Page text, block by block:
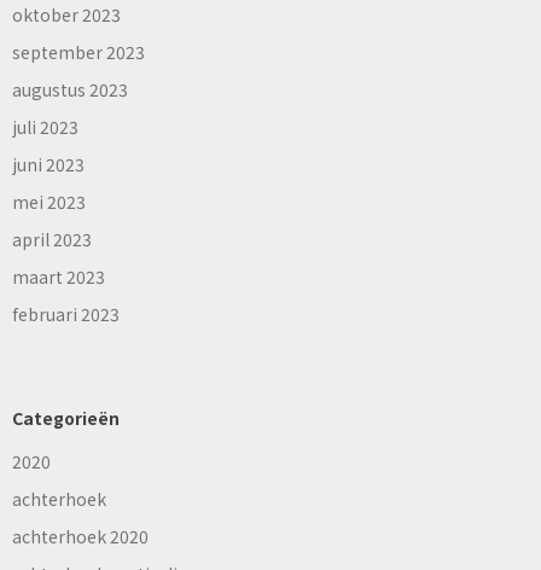
oktober 2023
september 2023
augustus 2023
juli 2023
juni 2023
mei 2023
april 2023
maart 2023
februari 2023
Categorieën
2020
achterhoek
achterhoek 2020